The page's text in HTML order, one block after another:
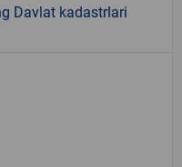
Davlat kadastrlari